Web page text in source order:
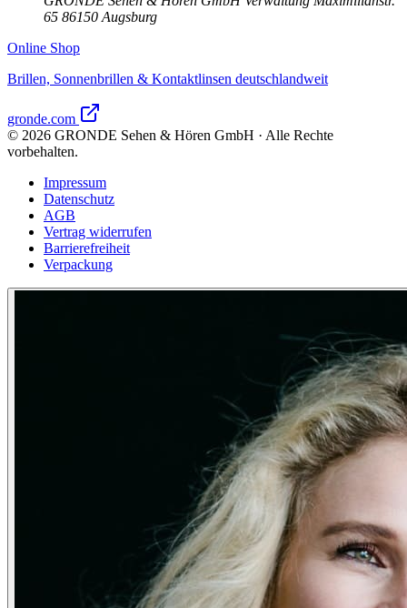
65 86150 Augsburg
Online Shop
Brillen, Sonnenbrillen & Kontaktlinsen deutschlandweit
gronde.com
© 2026 GRONDE Sehen & Hören GmbH · Alle Rechte
vorbehalten.
Impressum
Datenschutz
AGB
Vertrag widerrufen
Barrierefreiheit
Verpackung